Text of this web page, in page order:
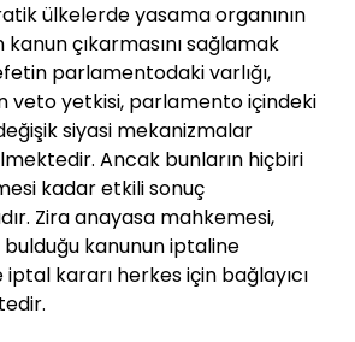
ülkelerde yasama organının
çıkarmasını sağlamak
parlamentodaki varlığı,
veto yetkisi, parlamento içindeki
siyasi mekanizmalar
Ancak bunların hiçbiri
kadar etkili sonuç
Zira anayasa mahkemesi,
bulduğu kanunun iptaline
kararı herkes için bağlayıcı